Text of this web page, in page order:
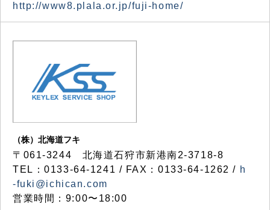
http://www8.plala.or.jp/fuji-home/
（株）北海道フキ
〒061-3244 北海道石狩市新港南2-3718-8
TEL：0133-64-1241 / FAX：0133-64-1262 / h
-fuki@ichican.com
営業時間：9:00〜18:00